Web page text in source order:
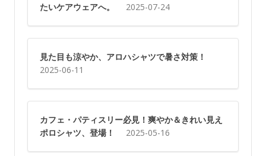
たいケアウェアへ。
2025-07-24
見た目も涼やか、アロハシャツで暑さ対策！
2025-06-11
カフェ・パティスリー必見！爽やか＆きれい見え
ポロシャツ、登場！
2025-05-16